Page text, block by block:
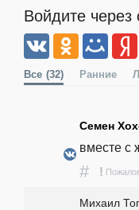
Войдите через
Все (32) Ранние
Семен
вместе с
# !
Михаил